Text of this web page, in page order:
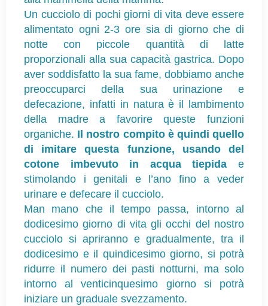
Un cucciolo di pochi giorni di vita deve essere
alimentato ogni 2-3 ore sia di giorno che di
notte con piccole quantità di latte
proporzionali alla sua capacità gastrica. Dopo
aver soddisfatto la sua fame, dobbiamo anche
preoccuparci della sua urinazione e
defecazione, infatti in natura è il lambimento
della madre a favorire queste funzioni
organiche. Il nostro compito è quindi quello
di imitare questa funzione, usando del
cotone imbevuto in acqua tiepida e
stimolando i genitali e l’ano fino a veder
urinare e defecare il cucciolo.
Man mano che il tempo passa, intorno al
dodicesimo giorno di vita gli occhi del nostro
cucciolo si apriranno e gradualmente, tra il
dodicesimo e il quindicesimo giorno, si potrà
ridurre il numero dei pasti notturni, ma solo
intorno al venticinquesimo giorno si potrà
iniziare un graduale svezzamento.